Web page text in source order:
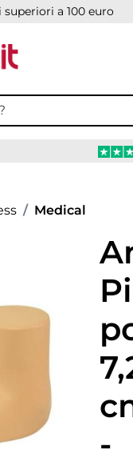
a 100 euro
Medical
-